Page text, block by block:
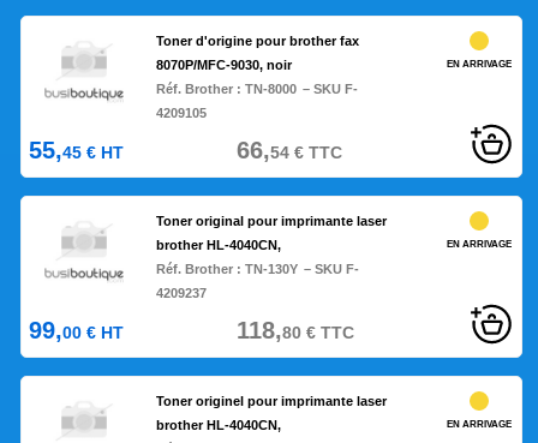
Toner d'origine pour brother fax
8070P/MFC-9030, noir
Réf. Brother :TN-8000 – SKU F-
4209105
EN ARRIVAGE
55,45 € HT 66,54€TTC
Toner original pour imprimante laser
brother HL-4040CN,
Réf. Brother :TN-130Y – SKU F-
4209237
EN ARRIVAGE
99,00 € HT 118,80€TTC
Toner originel pour imprimante laser
brother HL-4040CN,
EN ARRIVAGE